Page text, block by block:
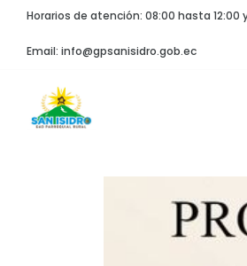
Horarios de atención: 08:00 hasta 12:00
Email: info@gpsanisidro.gob.ec